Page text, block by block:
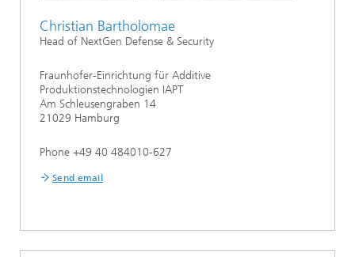
Christian Bartholomae
Head of NextGen Defense & Security
Fraunhofer-Einrichtung für Additive
Produktionstechnologien IAPT
Am Schleusengraben 14
21029 Hamburg
Phone +49 40 484010-627
Send email